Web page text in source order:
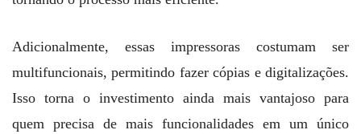
Adicionalmente, essas impressoras costumam ser
multifuncionais, permitindo fazer cópias e digitalizações.
Isso torna o investimento ainda mais vantajoso para
quem precisa de mais funcionalidades em um único